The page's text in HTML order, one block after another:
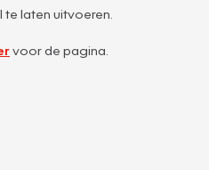
laten uitvoeren.
voor de pagina.